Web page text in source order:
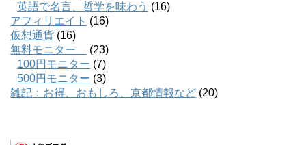
英語で名言、哲学を味わう (16)
アフィリエイト (16)
仮想通貨 (16)
無料モニター
(23)
100円モニター (7)
500円モニター (3)
雑記：お得、おもしろ、京都情報など (20)